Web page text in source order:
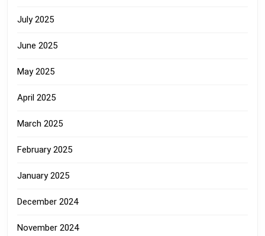
July 2025
June 2025
May 2025
April 2025
March 2025
February 2025
January 2025
December 2024
November 2024